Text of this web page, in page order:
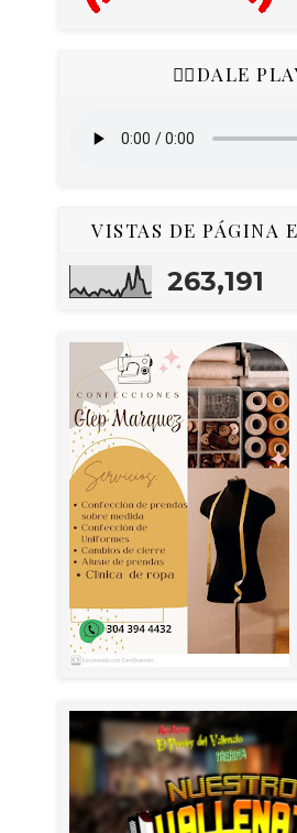
👇🏻DALE
VISTAS DE PÁGINA
263,191